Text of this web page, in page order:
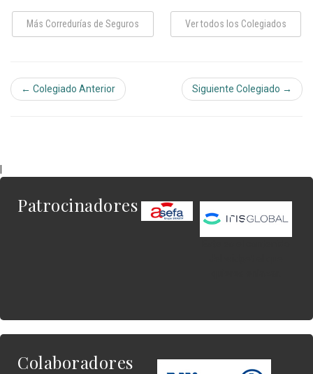
Más Corredurías de Seguros Ver todos los Colegiados
← Colegiado Anterior Siguiente Colegiado →
Patrocinadores
Colaboradores